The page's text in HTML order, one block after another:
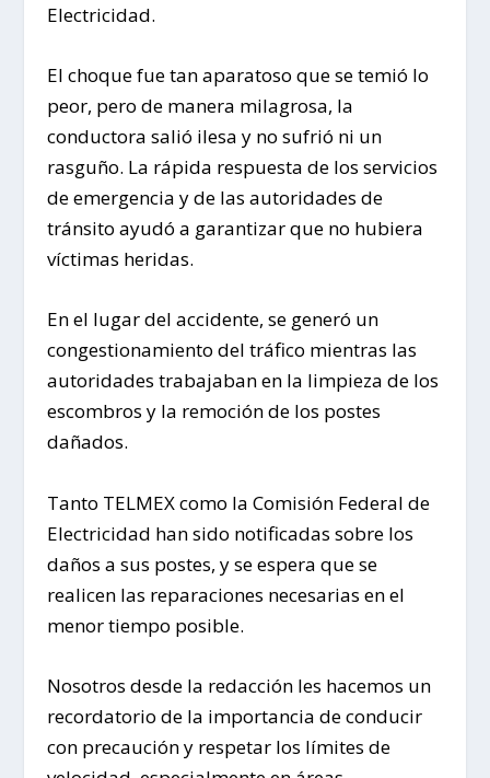
Electricidad.
El choque fue tan aparatoso que se temió lo
peor, pero de manera milagrosa, la
conductora salió ilesa y no sufrió ni un
rasguño. La rápida respuesta de los servicios
de emergencia y de las autoridades de
tránsito ayudó a garantizar que no hubiera
víctimas heridas.
En el lugar del accidente, se generó un
congestionamiento del tráfico mientras las
autoridades trabajaban en la limpieza de los
escombros y la remoción de los postes
dañados.
Tanto TELMEX como la Comisión Federal de
Electricidad han sido notificadas sobre los
daños a sus postes, y se espera que se
realicen las reparaciones necesarias en el
menor tiempo posible.
Nosotros desde la redacción les hacemos un
recordatorio de la importancia de conducir
con precaución y respetar los límites de